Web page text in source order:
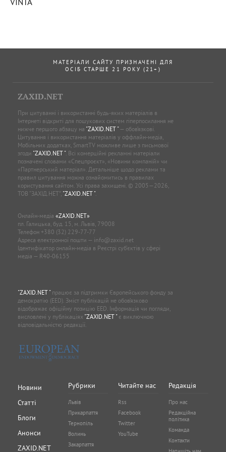
МАТЕРІАЛИ САЙТУ ПРИЗНАЧЕНІ ДЛЯ
ОСІБ СТАРШЕ 21 РОКУ (21+)
ZAXID.NET
При цитуванні і використанні будь-яких матеріалів в
Інтернеті відкриті для пошукових систем гіперпосилання не
нижче першого абзацу на "ZAXID.NET "— обов’язкові.
Цитування і використання матеріалів у оффлайн-медіа,
Мобільних додатках, SmartTV можливе лише з письмової
згоди "ZAXID.NET ". Всі комерційні рекламні матеріали
позначені словами «Спецпроєкт», «Новини компаній» чи
«Партнерський матеріал». Детальніше щодо реклами та
правил цитування можна ознайомитись в правилах
користування сайтом. Усі права захищені. © 2005—2026,
ТОВ “ЗАХІД.НЕТ”, "ZAXID.NET ".
Онлайн-медіа «ZAXID.NET»
пл. Галицька, буд. 15, м. Львів, 79008
Телефон +380 (32) 229-77-77
Адреса електронної пошти — info@zaxid.net
Ідентифікатор онлайн-медіа в Реєстрі суб'єктів у сфері
медіа — R40-06155
"ZAXID.NET "працює за підтримки Європейського фонду за
демократію (EED). Зміст публікацій не обов’язково
відображає офіційну позицію EED. Інформація чи погляди,
висловлені у публікаціях "ZAXID.NET "є виключною
відповідальністю редакції.
Новини
Статті
Блоги
Анонси
ZAXID.NET
Рубрики
Львів
Прикарпаття
Тернопіль
Волинь
Закарпаття
Читайте нас
Rss
Facebook
Twitter
YouTube
Редакція
Про нас
Редакційна
політика
Команда
Контакти